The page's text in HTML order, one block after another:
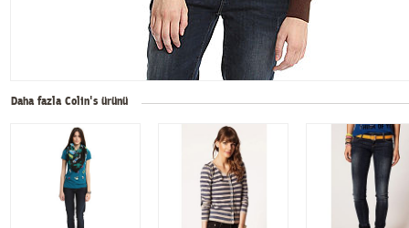
Daha fazla Colin's ürünü